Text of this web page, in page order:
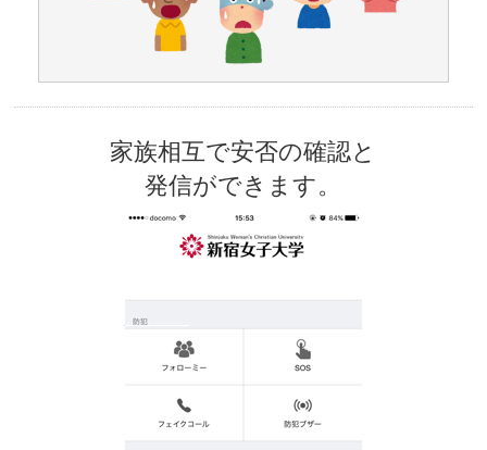
家族相互で安否の確認と
発信ができます。